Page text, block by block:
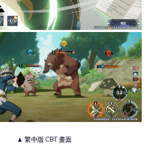
▲ 繁中版 CBT 畫面